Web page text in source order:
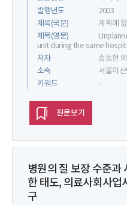
발행년도
2003
제목(국문)
계획에
제목(영문)
unit during the same
저자
송동현
소속
서울아산
키워드
-
원문보기
병원의 질 보장 수준과
한 태도, 의료사회사업
구